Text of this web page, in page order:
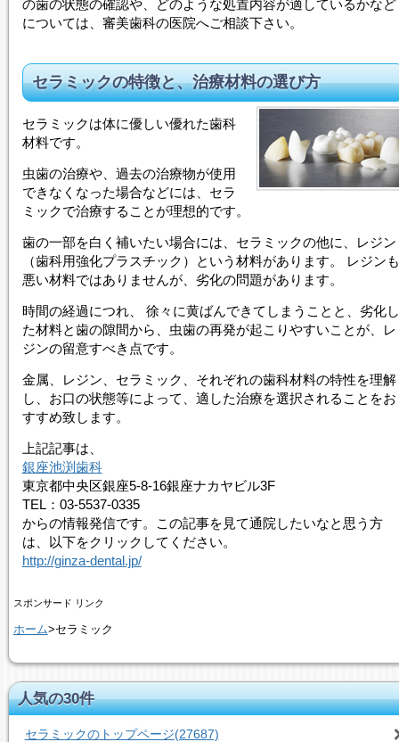
の歯の状態の確認や、どのような処置内容が適しているかなど
については、審美歯科の医院へご相談下さい。
セラミックの特徴と、治療材料の選び方
セラミックは体に優しい優れた歯科
材料です。
虫歯の治療や、過去の治療物が使用
できなくなった場合などには、 セラ
ミックで治療することが理想的です。
歯の一部を白く補いたい場合には、 セラミックの他に、レジン
（歯科用強化プラスチック）という材料があります。 レジンも
悪い材料ではありませんが、劣化の問題があります。
時間の経過につれ、 徐々に黄ばんできてしまうことと、劣化し
た材料と歯の隙間から、虫歯の再発が起こりやすいことが、レ
ジンの留意すべき点です。
金属、レジン、 セラミック 、それぞれの歯科材料の特性を理解
し、お口の状態等によって、適した治療を選択されることをお
すすめ致します。
上記記事は、
銀座池渕歯科
東京都中央区銀座5-8-16銀座ナカヤビル3F
TEL：03-5537-0335
からの情報発信です。この記事を見て通院したいなと思う方
は、以下をクリックしてください。
http://ginza-dental.jp/
スポンサード リンク
ホーム>セラミック
人気の30件
セラミックのトップページ(27687)